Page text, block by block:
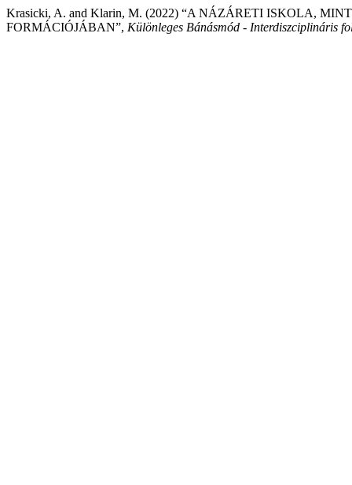
Krasicki, A. and Klarin, M. (2022) “A NÁZÁRETI ISKOLA,
FORMÁCIÓJÁBAN”, Különleges Bánásmód - Interdiszciplináris